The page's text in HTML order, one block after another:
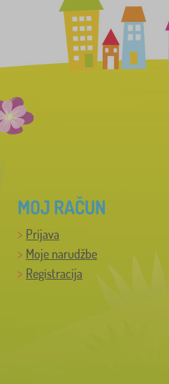
MOJ RAČUN
Prijava
Moje narudžbe
Registracija